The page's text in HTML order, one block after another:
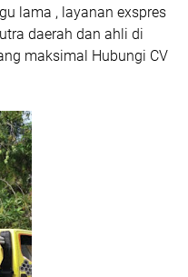
lama , layanan exspres
daerah dan ahli di
maksimal Hubungi CV